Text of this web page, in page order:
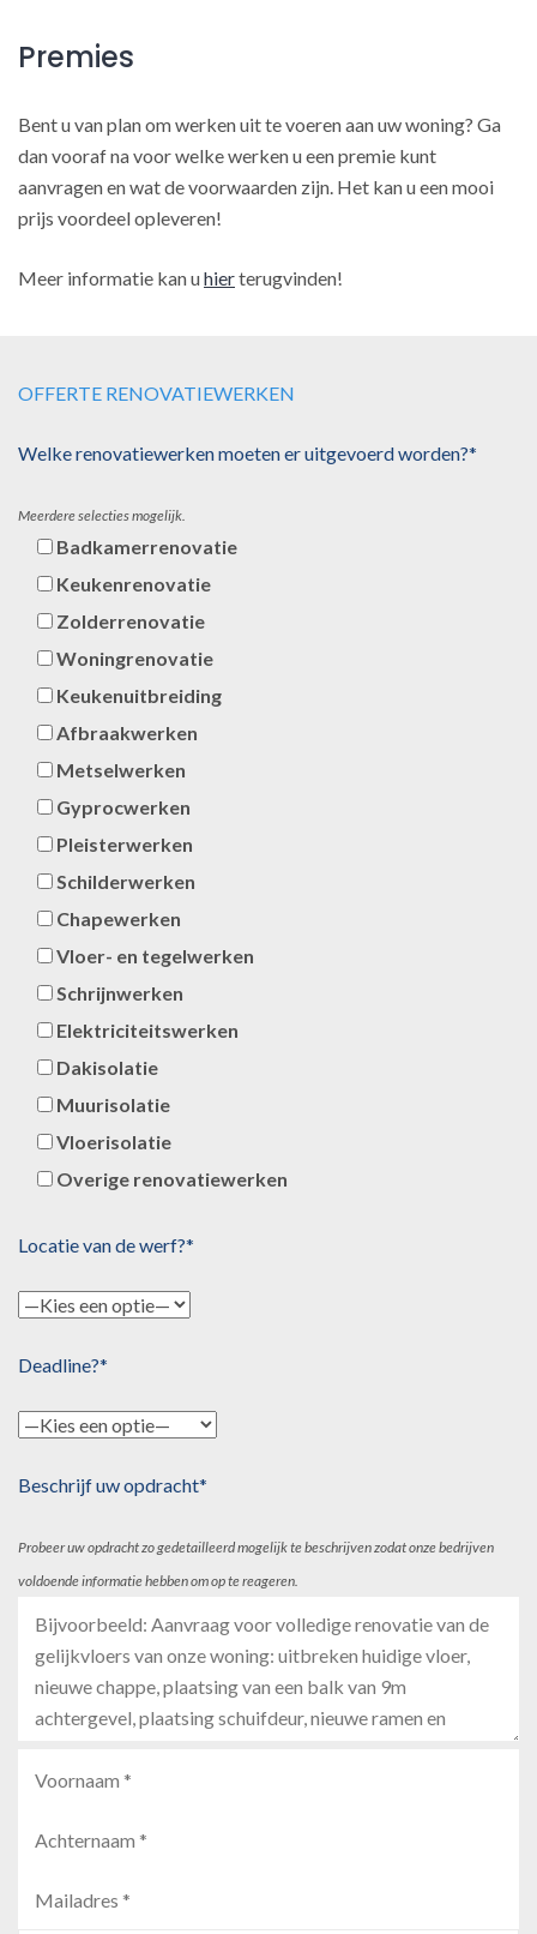
Premies
Bent u van plan om werken uit te voeren aan uw woning? Ga
dan vooraf na voor welke werken u een premie kunt
aanvragen en wat de voorwaarden zijn. Het kan u een mooi
prijs voordeel opleveren!
Meer informatie kan uhierterugvinden!
OFFERTE RENOVATIEWERKEN
Welke renovatiewerken moeten er uitgevoerd worden?*
Meerdere selecties mogelijk.
Badkamerrenovatie
Keukenrenovatie
Zolderrenovatie
Woningrenovatie
Keukenuitbreiding
Afbraakwerken
Metselwerken
Gyprocwerken
Pleisterwerken
Schilderwerken
Chapewerken
Vloer- en tegelwerken
Schrijnwerken
Elektriciteitswerken
Dakisolatie
Muurisolatie
Vloerisolatie
Overige renovatiewerken
Locatie van de werf?*
Deadline?*
Beschrijf uw opdracht*
Probeer uw opdracht zo gedetailleerd mogelijk te beschrijven zodat onze bedrijven
voldoende informatie hebben om op te reageren.